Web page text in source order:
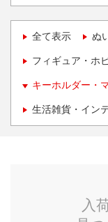
全て表示 ぬ
フィギュア・ホ
キーホルダー・
生活雑貨・イン